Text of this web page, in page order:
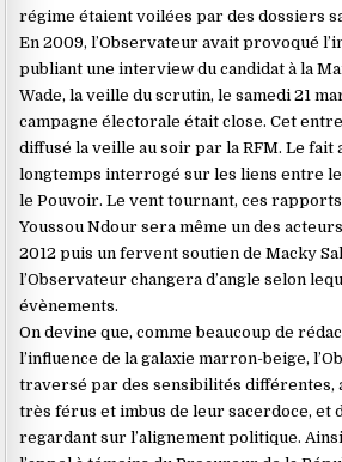
régime étaient voilées par des dossiers
En 2009, l’Observateur avait provoqué
publiant une interview du candidat à la
Wade, la veille du scrutin, le samedi 21
campagne électorale était close. Cet
diffusé la veille au soir par la RFM. Le fait
longtemps interrogé sur les liens entre
le Pouvoir. Le vent tournant, ces
Youssou Ndour sera même un des
2012 puis un fervent soutien de Macky
l’Observateur changera d’angle selon
évènements.
On devine que, comme beaucoup de
l’influence de la galaxie marron-beige,
traversé par des sensibilités différentes,
très férus et imbus de leur sacerdoce, et
regardant sur l’alignement politique.